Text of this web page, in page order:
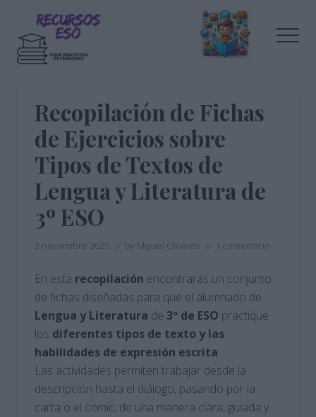
contenido
principal
barra
educación
Recopilación de Fichas
de Ejercicios sobre
Tipos de Textos de
Lengua y Literatura de
3º ESO
2 noviembre 2025 // by Miguel Olivares // 1 comentario
En esta recopilación encontrarás un conjunto
de fichas diseñadas para que el alumnado de
Lengua y Literatura de 3º de ESO practique
los diferentes tipos de texto y las
habilidades de expresión escrita.
Las actividades permiten trabajar desde la
descripción hasta el diálogo, pasando por la
carta o el cómic, de una manera clara, guiada y